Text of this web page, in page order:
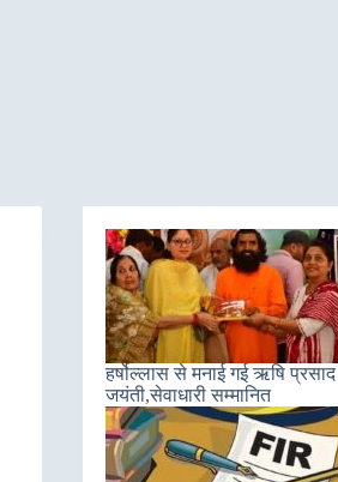
हर्षोल्लास से मनाई गई ऋषि प्रसाद
जयंती,सेवाधारी सम्मानित